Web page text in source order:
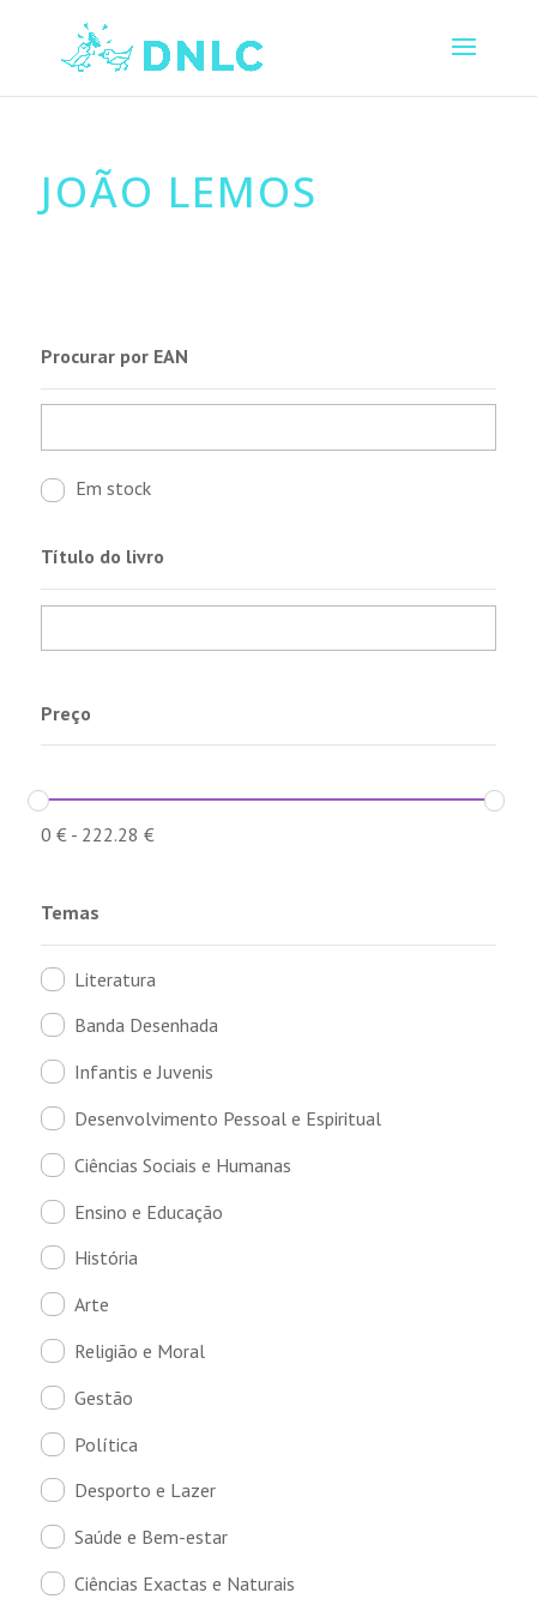
JOÃO LEMOS
Procurar por EAN
Em stock
Título do livro
Preço
0 €- 222.28 €
Temas
Literatura
Banda Desenhada
Infantis e Juvenis
Desenvolvimento Pessoal e Espiritual
Ciências Sociais e Humanas
Ensino e Educação
História
Arte
Religião e Moral
Gestão
Política
Desporto e Lazer
Saúde e Bem-estar
Ciências Exactas e Naturais